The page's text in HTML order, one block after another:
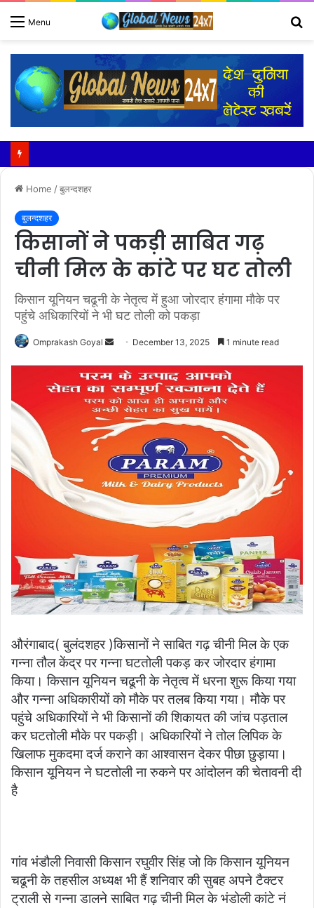
Menu
Home /बुलन्दशहर
बुलन्दशहर
किसानों ने पकड़ी साबित गढ़
चीनी मिल के कांटे पर घट तोली
किसान यूनियन चढूनी के नेतृत्व में हुआ जोरदार हंगामा मौके पर
पहुंचे अधिकारियों ने भी घट तोली को पकड़ा
Omprakash Goyal
Send
email
December 13, 2025 1 minute read
औरंगाबाद( बुलंदशहर )किसानों ने साबित गढ़ चीनी मिल के एक
गन्ना तौल केंद्र पर गन्ना घटतोली पकड़ कर जोरदार हंगामा
किया। किसान यूनियन चढूनी के नेतृत्व में धरना शुरू किया गया
और गन्ना अधिकारीयों को मौके पर तलब किया गया। मौके पर
पहुंचे अधिकारियों ने भी किसानों की शिकायत की जांच पड़ताल
कर घटतोली मौके पर पकड़ी। अधिकारियों ने तोल लिपिक के
खिलाफ मुकदमा दर्ज कराने का आश्वासन देकर पीछा छुड़ाया।
किसान यूनियन ने घटतोली ना रुकने पर आंदोलन की चेतावनी दी
है
गांव भंडौली निवासी किसान रघुवीर सिंह जो कि किसान यूनियन
चढूनी के तहसील अध्यक्ष भी हैं शनिवार की सुबह अपने टैक्टर
ट्राली से गन्ना डालने साबित गढ़ चीनी मिल के भंडोली कांटे नं